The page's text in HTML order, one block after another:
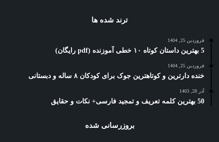
ترند شده ها
فروردین 25, 1404
5 بهترین داستان کوتاه ۱۰ خطی آموزنده (pdf رایگان)
فروردین 25, 1404
خنده دارترین و کوتاهترین جوک برای کودکان ۸ ساله و دبستانی
آذر 28, 1403
50 بهترین کلمه تعریف و تمجید فارسی+ نکات و حقایق
بروزرسانی شده